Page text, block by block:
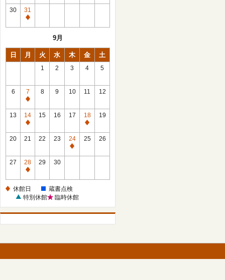
館
日
30
31
休
9月
日 月 火 水 木 金 土
1 2 3 4 5
6
7
休
館
日
8 9 10 11 12
13
14
休
館
15 16 17
18
休
館
19
20 21 22 23
24
休
25 26
27
28
休
日
29 30
休館日
蔵書点検
特別休館
臨時休館